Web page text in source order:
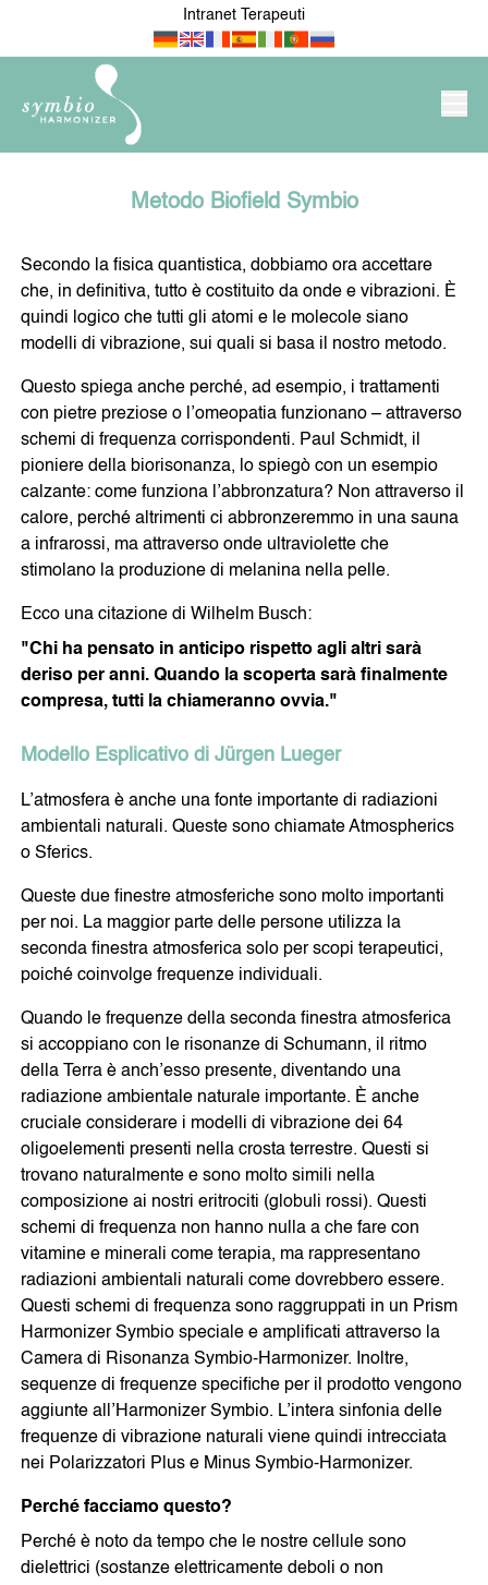
Intranet Terapeuti
PRODOTTI/NEGOZIO
SYMBIO-HARMONIZER
NOVITÀ
PER IL MIO APPARTAMENTO
/ CASA
IL MIO LAVORO E ATTIVITÀ PER MEDICI E TERAPEUTI
PER I MIEI ANIMALI DISPOSITIVI MOBILI
MOVIMENTO
SYMBIO COSMETICS
CURA DEL VISO CURA DEL CORPO
CURA DEI DENTI
ALTRI PRODOTTI
SOJALL GOCCE HARMONIS
DORA OXYGEN LA MIA DIETA SANA
MEDICI E TERAPEUTI
Symbio-Harmonizer M.E.D.
Symbio-Harmonizer Tube
NOTIZIE
Post del Blog
Ultime Notizie
EVENTI
CHI SIAMO
Squadra
Ambiente
Metodo
Valutazione
Metodo Biofield Symbio
Secondo la fisica quantistica, dobbiamo ora accettare
che, in definitiva, tutto è costituito da onde e vibrazioni. È
quindi logico che tutti gli atomi e le molecole siano
modelli di vibrazione, sui quali si basa il nostro metodo.
Questo spiega anche perché, ad esempio, i trattamenti
con pietre preziose o l’omeopatia funzionano – attraverso
schemi di frequenza corrispondenti. Paul Schmidt, il
pioniere della biorisonanza, lo spiegò con un esempio
calzante: come funziona l’abbronzatura? Non attraverso il
calore, perché altrimenti ci abbronzeremmo in una sauna
a infrarossi, ma attraverso onde ultraviolette che
stimolano la produzione di melanina nella pelle.
Ecco una citazione di Wilhelm Busch:
"Chi ha pensato in anticipo rispetto agli altri sarà
deriso per anni. Quando la scoperta sarà finalmente
compresa, tutti la chiameranno ovvia."
Modello Esplicativo di Jürgen Lueger
L’atmosfera è anche una fonte importante di radiazioni
ambientali naturali. Queste sono chiamate Atmospherics
o Sferics.
Queste due finestre atmosferiche sono molto importanti
per noi. La maggior parte delle persone utilizza la
seconda finestra atmosferica solo per scopi terapeutici,
poiché coinvolge frequenze individuali.
Quando le frequenze della seconda finestra atmosferica
si accoppiano con le risonanze di Schumann, il ritmo
della Terra è anch’esso presente, diventando una
radiazione ambientale naturale importante. È anche
cruciale considerare i modelli di vibrazione dei 64
oligoelementi presenti nella crosta terrestre. Questi si
trovano naturalmente e sono molto simili nella
composizione ai nostri eritrociti (globuli rossi). Questi
schemi di frequenza non hanno nulla a che fare con
vitamine e minerali come terapia, ma rappresentano
radiazioni ambientali naturali come dovrebbero essere.
Questi schemi di frequenza sono raggruppati in un Prism
Harmonizer Symbio speciale e amplificati attraverso la
Camera di Risonanza Symbio-Harmonizer. Inoltre,
sequenze di frequenze specifiche per il prodotto vengono
aggiunte all’Harmonizer Symbio. L’intera sinfonia delle
frequenze di vibrazione naturali viene quindi intrecciata
nei Polarizzatori Plus e Minus Symbio-Harmonizer.
Perché facciamo questo?
Perché è noto da tempo che le nostre cellule sono
dielettrici (sostanze elettricamente deboli o non